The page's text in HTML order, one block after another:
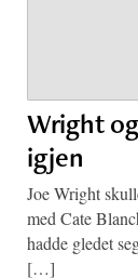
Wright
igjen
Joe Wright
med Cate
hadde gledet
[…]